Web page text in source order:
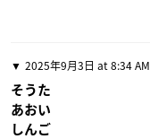
2025年9月3日 at 8:34 AM
そうた
あおい
しんご